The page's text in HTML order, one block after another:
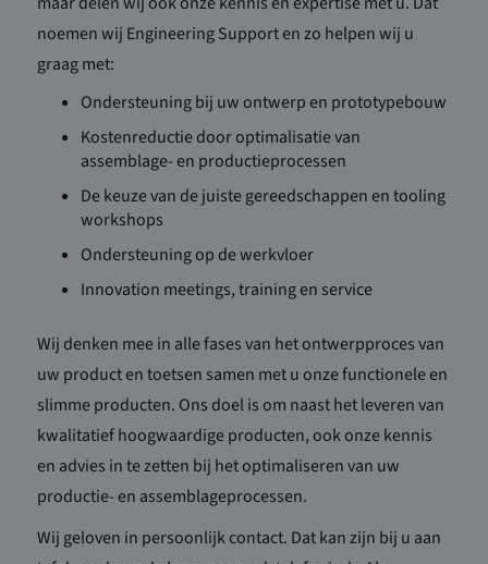
noemen wij Engineering Support en zo helpen wij u
graag met:
Ondersteuning bij uw ontwerp en prototypebouw
Kostenreductie door optimalisatie van
assemblage- en productieprocessen
De keuze van de juiste gereedschappen en tooling
workshops
Ondersteuning op de werkvloer
Innovation meetings, training en service
Wij denken mee in alle fases van het ontwerpproces van
uw product en toetsen samen met u onze functionele en
slimme producten. Ons doel is om naast het leveren van
kwalitatief hoogwaardige producten, ook onze kennis
en advies in te zetten bij het optimaliseren van uw
productie- en assemblageprocessen.
Wij geloven in persoonlijk contact. Dat kan zijn bij u aan